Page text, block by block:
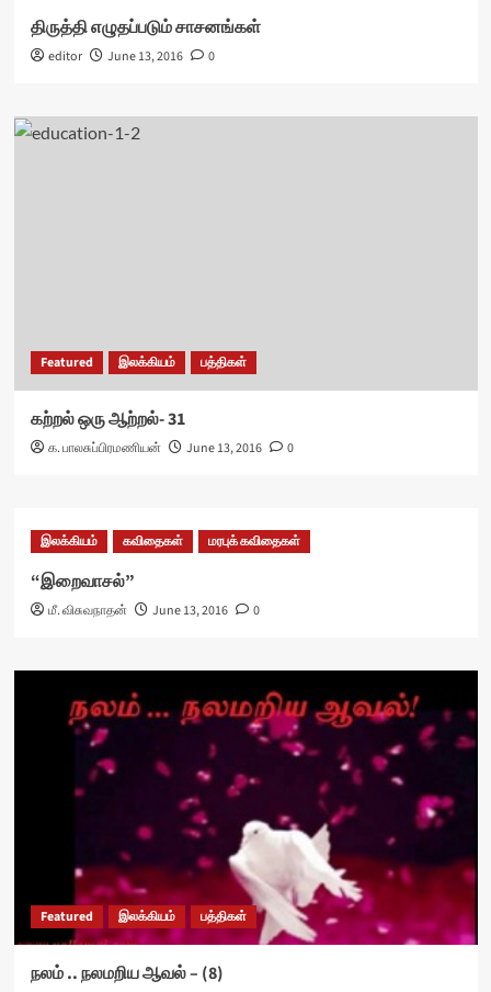
திருத்தி எழுதப்படும் சாசனங்கள்
editor June 13, 2016 0
Featured இலக்கியம் பத்திகள்
கற்றல் ஒரு ஆற்றல்- 31
க. பாலசுப்பிரமணியன் June 13, 2016 0
இலக்கியம் கவிதைகள் மரபுக் கவிதைகள்
“இறைவாசல்”
மீ. விசுவநாதன் June 13, 2016 0
Featured இலக்கியம் பத்திகள்
நலம் .. நலமறிய ஆவல் – (8)